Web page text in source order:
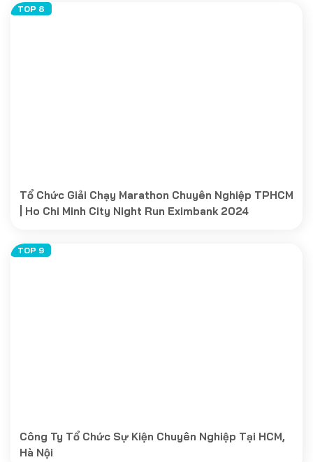
Tổ Chức Giải Chạy Marathon Chuyên Nghiệp TPHCM
| Ho Chi Minh City Night Run Eximbank 2024
Công Ty Tổ Chức Sự Kiện Chuyên Nghiệp Tại HCM,
Hà Nội